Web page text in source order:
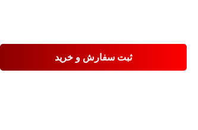
ثبت سفارش و خرید